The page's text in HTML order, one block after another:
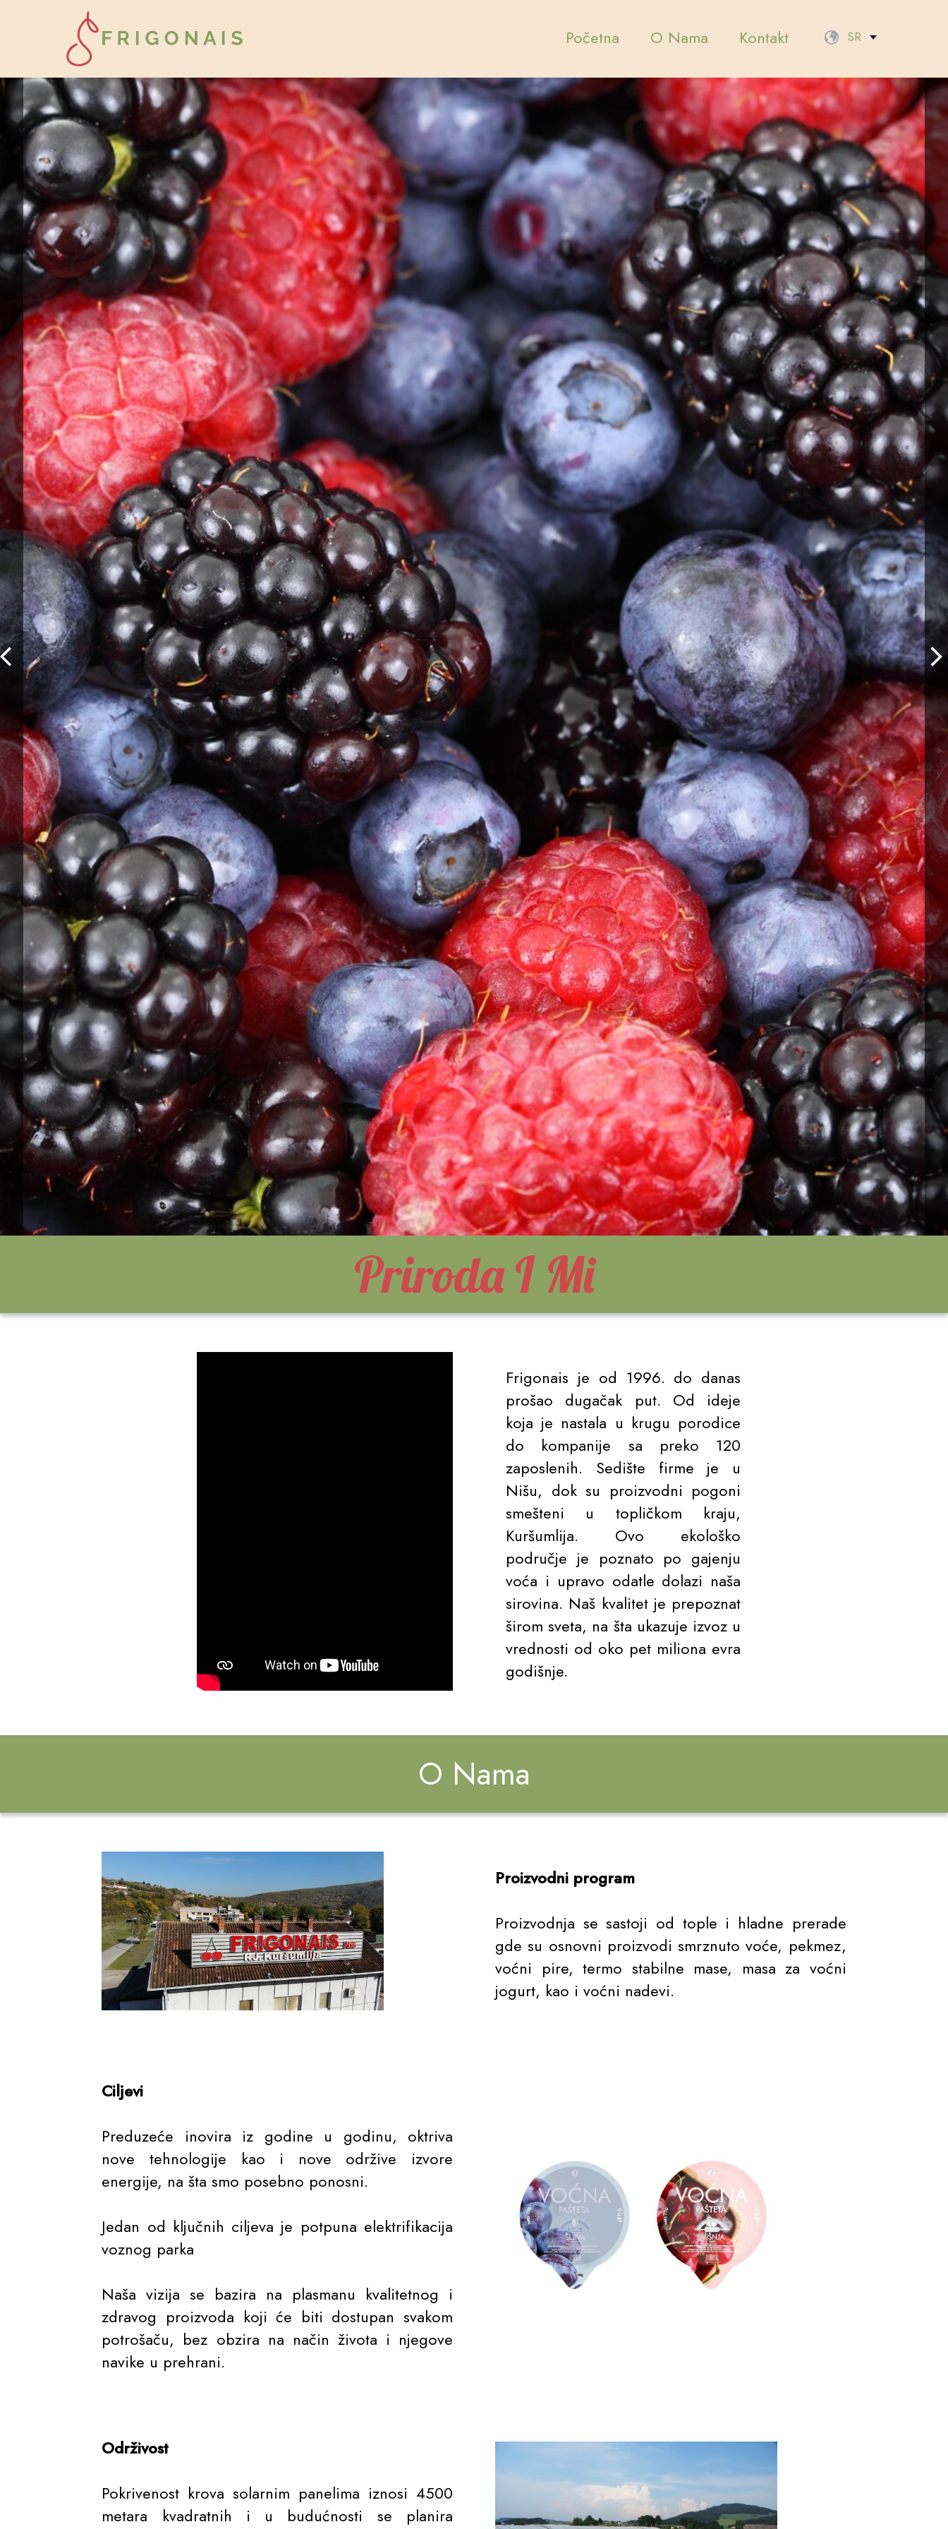
Početna O Nama Kontakt SR
Priroda I Mi
Frigonais je od 1996. do danas
prošao dugačak put. Od ideje
koja je nastala u krugu porodice
do kompanije sa preko 120
zaposlenih. Sedište firme je u
Nišu, dok su proizvodni pogoni
smešteni u topličkom kraju,
Kuršumlija. Ovo ekološko
područje je poznato po gajenju
voća i upravo odatle dolazi naša
sirovina. Naš kvalitet je prepoznat
širom sveta, na šta ukazuje izvoz u
vrednosti od oko pet miliona evra
godišnje.
O Nama
Proizvodni program
Proizvodnja se sastoji od tople i hladne prerade
gde su osnovni proizvodi smrznuto voće, pekmez,
voćni pire, termo stabilne mase, masa za voćni
jogurt, kao i voćni nadevi.
Ciljevi
Preduzeće inovira iz godine u godinu, oktriva
nove tehnologije kao i nove održive izvore
energije, na šta smo posebno ponosni.
Jedan od ključnih ciljeva je potpuna elektrifikacija
voznog parka
Naša vizija se bazira na plasmanu kvalitetnog i
zdravog proizvoda koji će biti dostupan svakom
potrošaču, bez obzira na način života i njegove
navike u prehrani.
Održivost
Pokrivenost krova solarnim panelima iznosi 4500
metara kvadratnih i u budućnosti se planira